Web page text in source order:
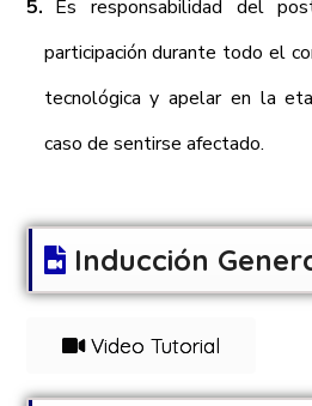
Es responsabilidad del
participación durante todo el
tecnológica y apelar en la
caso de sentirse afectado.
Inducción
Video Tutorial